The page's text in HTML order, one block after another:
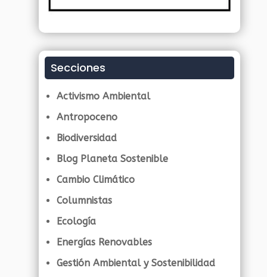
Secciones
Activismo Ambiental
Antropoceno
Biodiversidad
Blog Planeta Sostenible
Cambio Climático
Columnistas
Ecología
Energías Renovables
Gestión Ambiental y Sostenibilidad